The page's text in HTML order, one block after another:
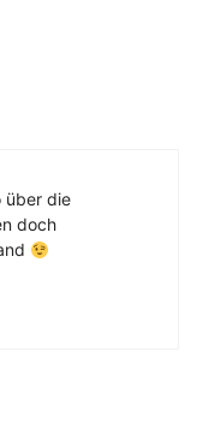
über die
doch